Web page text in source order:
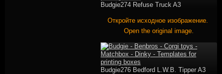
Budgie274 Refuse Truck A3
Откройте исходное изображение.
Open the original image.
Budgie276 Bedford L.W.B. Tipper A3